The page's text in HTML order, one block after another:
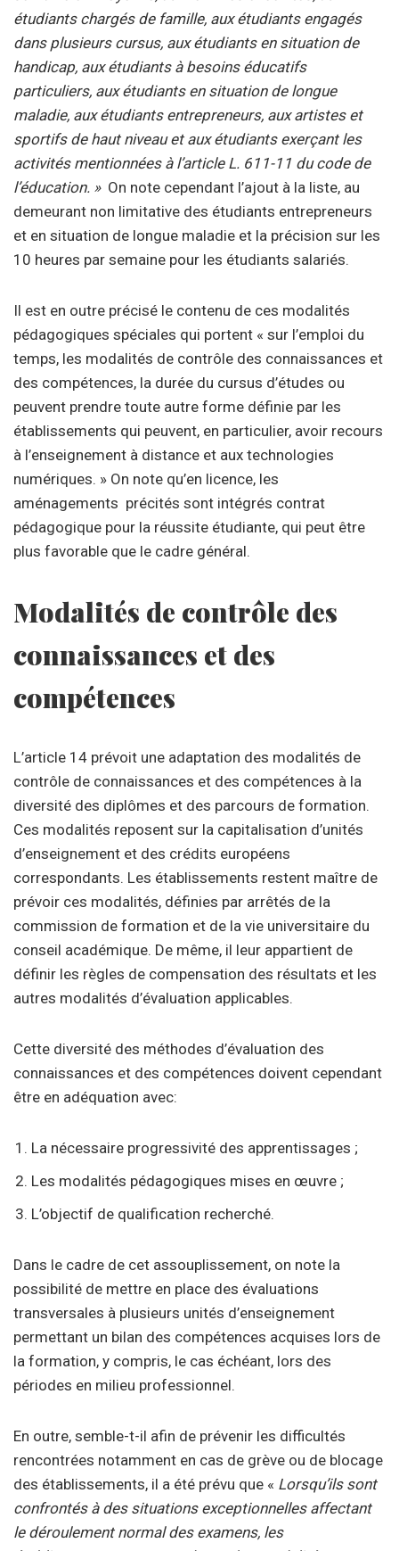
étudiants chargés de famille, aux étudiants engagés
dans plusieurs cursus, aux étudiants en situation de
handicap, aux étudiants à besoins éducatifs
particuliers, aux étudiants en situation de longue
maladie, aux étudiants entrepreneurs, aux artistes et
sportifs de haut niveau et aux étudiants exerçant les
activités mentionnées à l’article L. 611-11 du code de
l’éducation. » On note cependant l’ajout à la liste, au
demeurant non limitative des étudiants entrepreneurs
et en situation de longue maladie et la précision sur les
10 heures par semaine pour les étudiants salariés.
Il est en outre précisé le contenu de ces modalités
pédagogiques spéciales qui portent « sur l’emploi du
temps, les modalités de contrôle des connaissances et
des compétences, la durée du cursus d’études ou
peuvent prendre toute autre forme définie par les
établissements qui peuvent, en particulier, avoir recours
à l’enseignement à distance et aux technologies
numériques. » On note qu’en licence, les
aménagements précités sont intégrés contrat
pédagogique pour la réussite étudiante, qui peut être
plus favorable que le cadre général.
Modalités de contrôle des
connaissances et des
compétences
L’article 14 prévoit une adaptation des modalités de
contrôle de connaissances et des compétences à la
diversité des diplômes et des parcours de formation.
Ces modalités reposent sur la capitalisation d’unités
d’enseignement et des crédits européens
correspondants. Les établissements restent maître de
prévoir ces modalités, définies par arrêtés de la
commission de formation et de la vie universitaire du
conseil académique. De même, il leur appartient de
définir les règles de compensation des résultats et les
autres modalités d’évaluation applicables.
Cette diversité des méthodes d’évaluation des
connaissances et des compétences doivent cependant
être en adéquation avec:
La nécessaire progressivité des apprentissages ;
Les modalités pédagogiques mises en œuvre ;
L’objectif de qualification recherché.
Dans le cadre de cet assouplissement, on note la
possibilité de mettre en place des évaluations
transversales à plusieurs unités d’enseignement
permettant un bilan des compétences acquises lors de
la formation, y compris, le cas échéant, lors des
périodes en milieu professionnel.
En outre, semble-t-il afin de prévenir les difficultés
rencontrées notamment en cas de grève ou de blocage
des établissements, il a été prévu que « Lorsqu’ils sont
confrontés à des situations exceptionnelles affectant
le déroulement normal des examens, les